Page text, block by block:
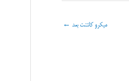
میکرو کانتنت بعد ←